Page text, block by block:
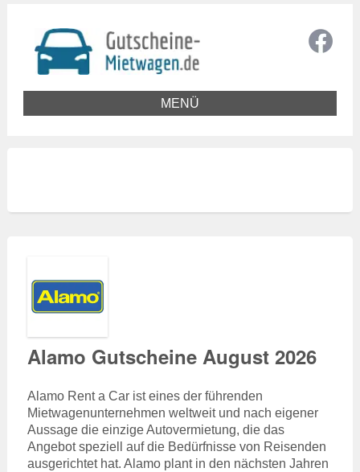
MENÜ
Alamo Gutscheine August 2026
Alamo Rent a Car ist eines der führenden
Mietwagenunternehmen weltweit und nach eigener
Aussage die einzige Autovermietung, die das
Angebot speziell auf die Bedürfnisse von Reisenden
ausgerichtet hat. Alamo plant in den nächsten Jahren